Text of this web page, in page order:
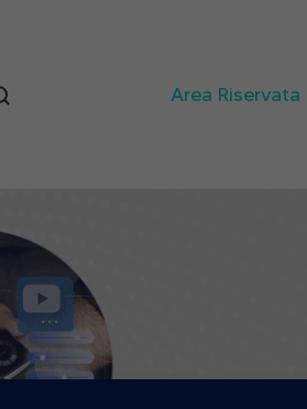
Area Riservata